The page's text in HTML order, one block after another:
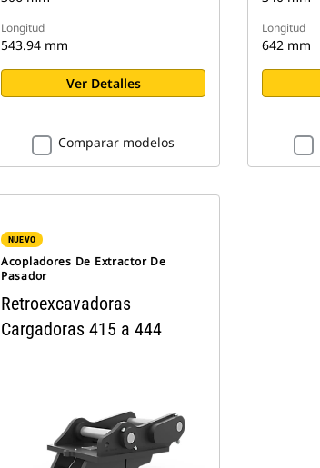
Longitud
543.94 mm
Ver Detalles
Comparar modelos
Longitud
642 mm
NUEVO
Acopladores De Extractor De
Pasador
Retroexcavadoras
Cargadoras 415 a 444